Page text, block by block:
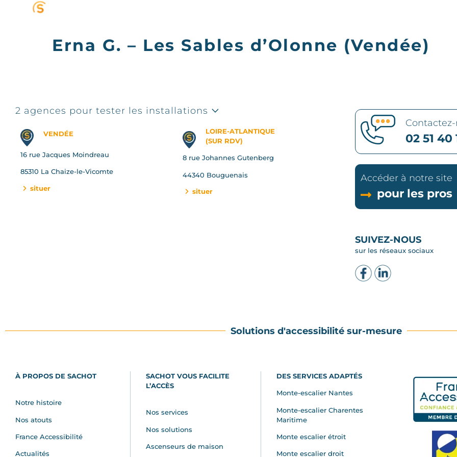
Erna G. – Les Sables d’Olonne (Vendée)
2 agences pour tester les installations
VENDÉE
16 rue Jacques Moindreau
85310 La Chaize-le-Vicomte
situer
LOIRE-ATLANTIQUE
(SUR RDV)
8 rue Johannes Gutenberg
44340 Bouguenais
situer
02 51 40
Accéder à notre site
pour les pros
SUIVEZ-NOUS
sur les réseaux sociaux
Solutions d'accessibilité sur-mesure
À PROPOS DE SACHOT
Notre histoire
Nos atouts
France Accessibilité
Actualités
SACHOT VOUS FACILITE
L’ACCÈS
Nos services
Nos solutions
Ascenseurs de maison
DES SERVICES ADAPTÉS
Monte-escalier Nantes
Monte-escalier Charentes
Maritime
Monte escalier étroit
Monte escalier droit
Panneau de gestion des cookies